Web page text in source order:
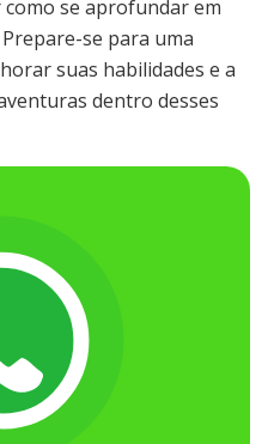
se aprofundar em
se para uma
suas habilidades e a
dentro desses